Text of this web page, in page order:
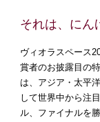
それは、にん
ヴィオラスペース
賞者のお披露目の
は、アジア・太平
して世界中から注
ル、ファイナルを